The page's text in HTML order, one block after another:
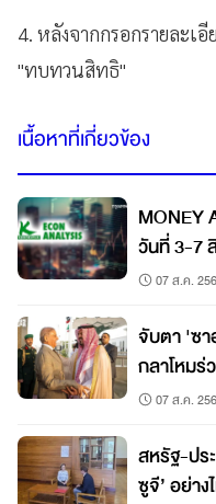
4. หลังจากกรอกรายละเ
"ทบทวนสิทธิ"
เนื้อหาที่เกี่ยวข้อง
MONEY
วันที่ 3-7
07 ส.ค.
จับตา 'ซ
กลาโหมร่
คุกคาม
07 ส.ค.
สหรัฐ-ปร
ซูจี’ อย่าง